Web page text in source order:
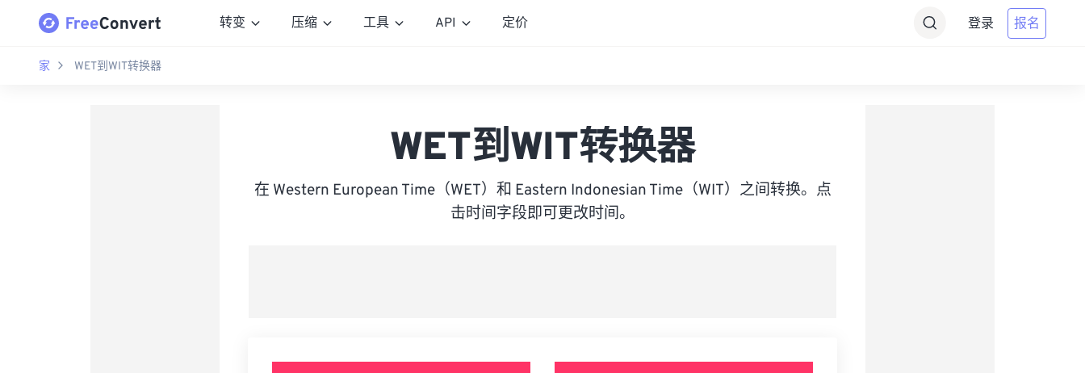
转变 压缩 工具 API 定价 登录 报名
家 WET到WIT转换器
WET到WIT转换器
在 Western European Time（WET）和 Eastern Indonesian Time（WIT）之间转换。点
击时间字段即可更改时间。